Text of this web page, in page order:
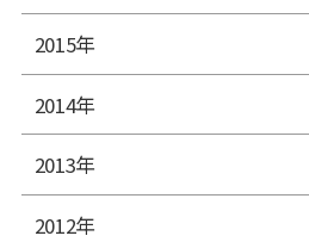
2015年
2014年
2013年
2012年